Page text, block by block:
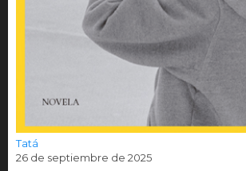
Tatá
26 de septiembre de 2025